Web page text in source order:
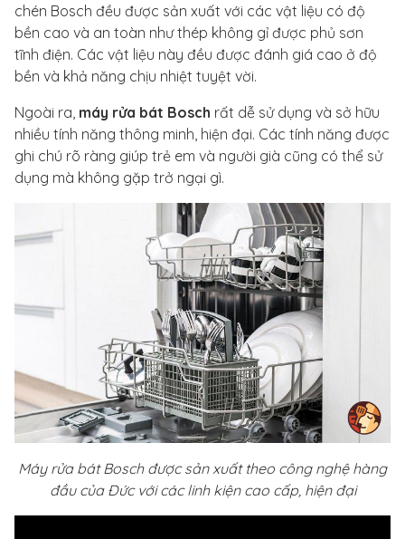
chén Bosch đều được sản xuất với các vật liệu có độ
bền cao và an toàn như thép không gỉ được phủ sơn
tĩnh điện. Các vật liệu này đều được đánh giá cao ở độ
bền và khả năng chịu nhiệt tuyệt vời.
Ngoài ra, máy rửa bát Bosch rất dễ sử dụng và sở hữu
nhiều tính năng thông minh, hiện đại. Các tính năng được
ghi chú rõ ràng giúp trẻ em và người già cũng có thể sử
dụng mà không gặp trở ngại gì.
Máy rửa bát Bosch được sản xuất theo công nghệ hàng
đầu của Đức với các linh kiện cao cấp, hiện đại